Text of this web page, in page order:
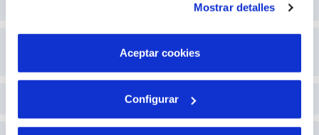
son indispensables para que el sitio web funcione y que
por tanto no se pueden desactivar. Puedes consultar
más información en nuestraPolítica de Cookies
Mostrar detalles
Aceptar cookies
Configurar
Información (ISO 27001)
Seguridad y Salud Laboral (ISO 45001)